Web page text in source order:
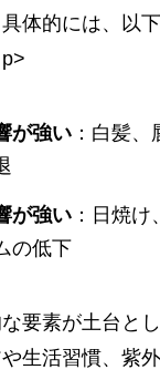
体的には、以
が強い ：白髪
が強い ：日焼
の低下
要素が土台と
生活習慣、紫外